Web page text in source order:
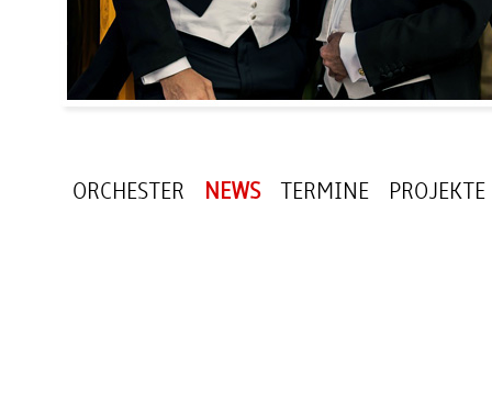
ORCHESTER NEWS TERMINE PROJEKTE